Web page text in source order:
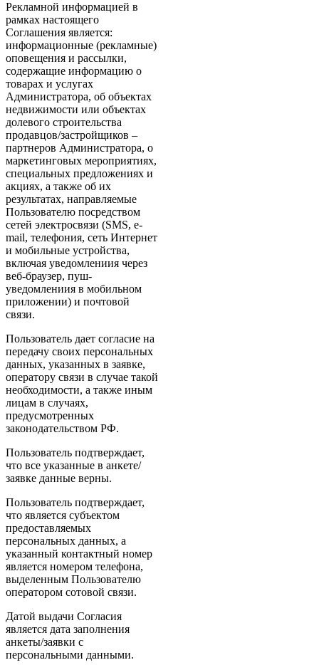
Рекламной информацией в
рамках настоящего
Соглашения является:
информационные (рекламные)
оповещения и рассылки,
содержащие информацию о
товарах и услугах
Администратора, об объектах
недвижимости или объектах
долевого строительства
продавцов/застройщиков –
партнеров Администратора, о
маркетинговых мероприятиях,
специальных предложениях и
акциях, а также об их
результатах, направляемые
Пользователю посредством
сетей электросвязи (SMS, e-
mail, телефония, сеть Интернет
и мобильные устройства,
включая уведомлениия через
веб-браузер, пуш-
уведомлениия в мобильном
приложении) и почтовой
связи.
Пользователь дает согласие на
передачу своих персональных
данных, указанных в заявке,
оператору связи в случае такой
необходимости, а также иным
лицам в случаях,
предусмотренных
законодательством РФ.
Пользователь подтверждает,
что все указанные в анкете/
заявке данные верны.
Пользователь подтверждает,
что является субъектом
предоставляемых
персональных данных, а
указанный контактный номер
является номером телефона,
выделенным Пользователю
оператором сотовой связи.
Датой выдачи Согласия
является дата заполнения
анкеты/заявки с
персональными данными.